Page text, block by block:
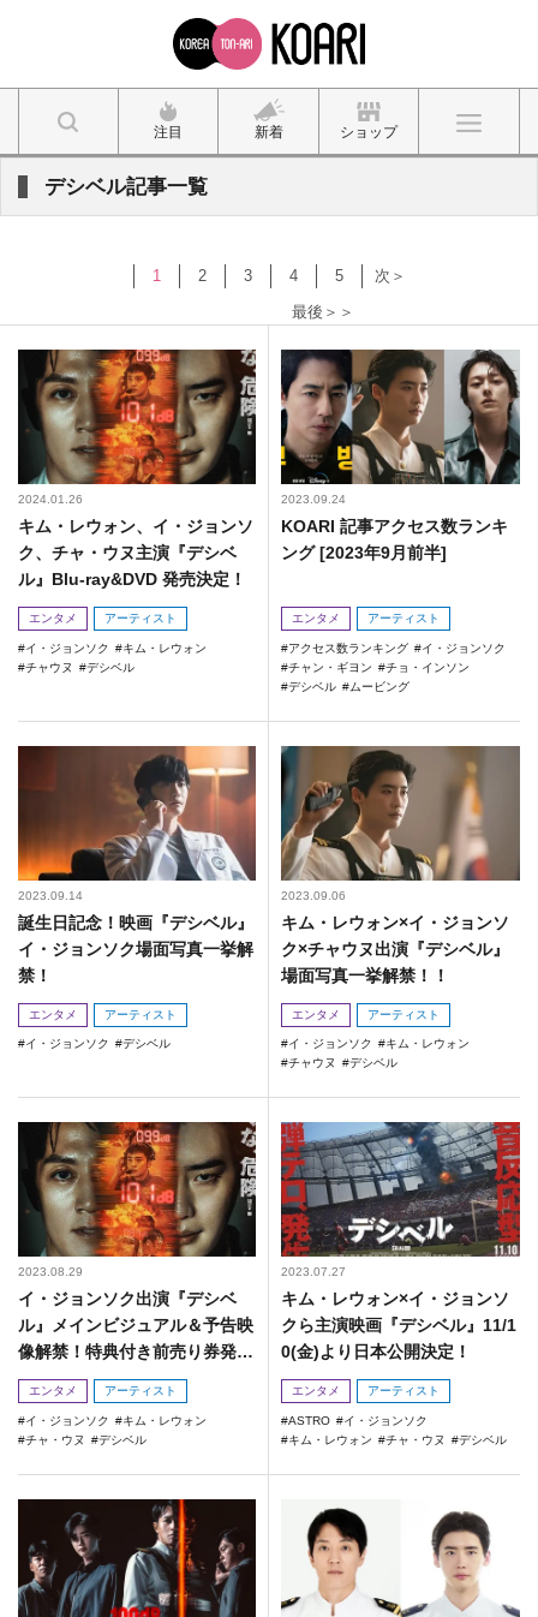
注目 新着 ショップ
デシベル記事一覧
1 2 3 4 5
次＞
最後＞＞
2024.01.26
キム・レウォン、イ・ジョンソ
ク、チャ・ウヌ主演『デシベ
ル』Blu-ray&DVD 発売決定！
エンタメ アーティスト
イ・ジョンソク
キム・レウォン
チャウヌ
デシベル
2023.09.24
KOARI 記事アクセス数ランキ
ング [2023年9月前半]
エンタメ アーティスト
アクセス数ランキング
イ・ジョンソク
チャン・ギヨン
チョ・インソン
デシベル
ムービング
2023.09.14
誕生日記念！映画『デシベル』
イ・ジョンソク場面写真一挙解
禁！
エンタメ アーティスト
イ・ジョンソク デシベル
2023.09.06
キム・レウォン×イ・ジョンソ
ク×チャウヌ出演『デシベル』
場面写真一挙解禁！！
エンタメ アーティスト
イ・ジョンソク
キム・レウォン
チャウヌ
デシベル
2023.08.29
イ・ジョンソク出演『デシベ
ル』メインビジュアル＆予告映
像解禁！特典付き前売り券発売
も決定！
エンタメ アーティスト
イ・ジョンソク
キム・レウォン
チャ・ウヌ
デシベル
2023.07.27
キム・レウォン×イ・ジョンソ
クら主演映画『デシベル』11/1
0(金)より日本公開決定！
エンタメ アーティスト
ASTRO
イ・ジョンソク
キム・レウォン
チャ・ウヌ デシベル